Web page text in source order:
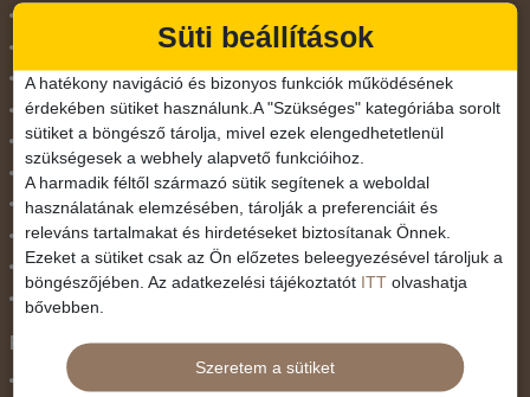
Mikulás
Nőnap
November 1.
Október 23.
Pünkösdi utazás
Szilveszter
Tavaszi szünet
Valentin nap
Programtípus
1 napos utak
Süti beállítások
A hatékony navigáció és bizonyos funkciók működésének
érdekében sütiket használunk.A "Szükséges" kategóriába sorolt
sütiket a böngésző tárolja, mivel ezek elengedhetetlenül
szükségesek a webhely alapvető funkcióihoz.
A harmadik féltől származó sütik segítenek a weboldal
használatának elemzésében, tárolják a preferenciáit és
releváns tartalmakat és hirdetéseket biztosítanak Önnek.
Ezeket a sütiket csak az Ön előzetes beleegyezésével tároljuk a
böngészőjében. Az adatkezelési tájékoztatót ITT olvashatja
bővebben.
Szeretem a sütiket